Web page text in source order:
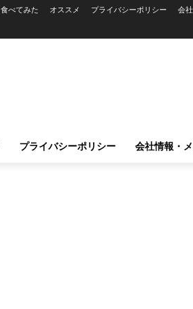
食べてみた オススメ プライバシーポリシー 会
プライバシーポリシー 会社情報・